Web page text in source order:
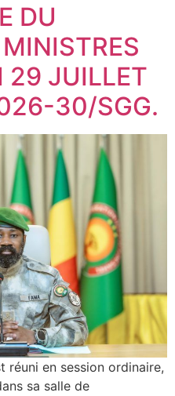
DU
29 JUILLET
30/SGG.
réuni en session ordinaire,
sa salle de